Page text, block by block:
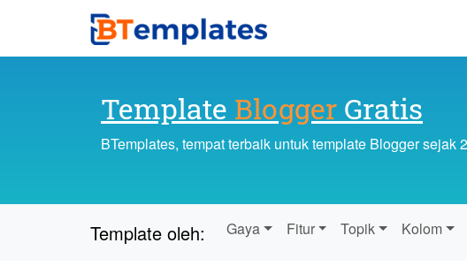
Template Blogger Gratis
BTemplates, tempat terbaik untuk template Blogger sejak
Template oleh: Gaya Fitur Topik Kolom